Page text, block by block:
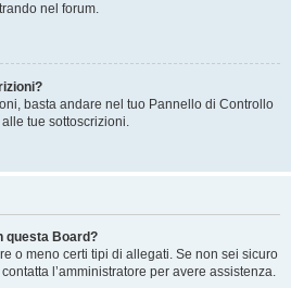
nel forum.
basta andare nel tuo Pannello di Controllo
tue sottoscrizioni.
questa Board?
o meno certi tipi di allegati. Se non sei sicuro
l’amministratore per avere assistenza.